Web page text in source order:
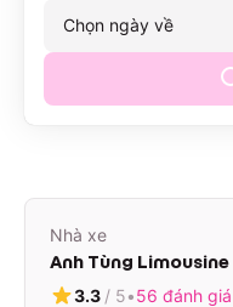
Chọn ngày về
Nhà xe
Anh Tùng Limousine
3.3 / 5•56 đánh giá